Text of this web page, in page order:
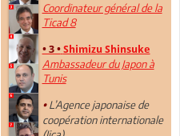
Coordinateur général de la
Ticad 8
• 3 • Shimizu Shinsuke
Ambassadeur du Japon à
Tunis
•L’Agence japonaise de
coopération internationale